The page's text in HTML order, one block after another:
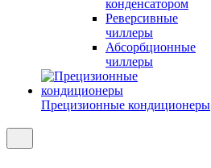
конденсатором
Реверсивные
чиллеры
Абсорбционные
чиллеры
Прецизионные кондиционеры